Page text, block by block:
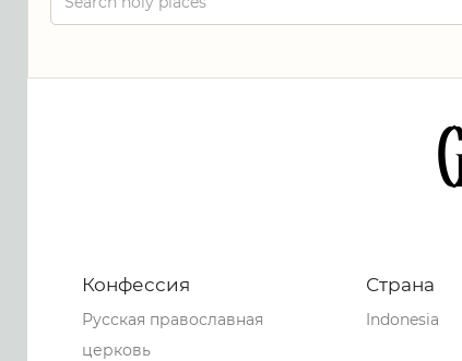
Конфессия
Русская православная
церковь
Страна
Indonesia